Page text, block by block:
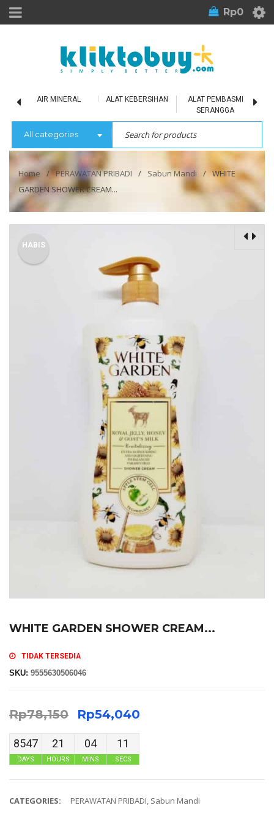
Rp0
AIR MINERAL ALAT KEBERSIHAN
ALAT PEMBASMI
SERANGGA
All categories
Home / PERAWATAN PRIBADI / Sabun Mandi / WHITE
GARDEN SHOWER CREAM...
HABIS
WHITE GARDEN SHOWER CREAM...
TIDAK TERSEDIA
SKU: 9555630506046
Rp78,150 Rp54,040
8547
DAYS
21
HOURS
04
MINS
10
SECS
CATEGORIES: PERAWATAN PRIBADI, Sabun Mandi